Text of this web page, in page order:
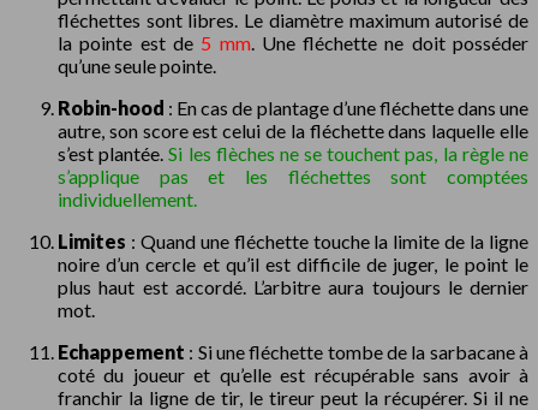
fléchettes sont libres. Le diamètre maximum autorisé de
la pointe est de 5 mm. Une fléchette ne doit posséder
qu’une seule pointe.
Robin-hood : En cas de plantage d’une fléchette dans une
autre, son score est celui de la fléchette dans laquelle elle
s’est plantée.Si les flèches ne se touchent pas, la règle ne
s’applique pas et les fléchettes sont comptées
individuellement.
Limites : Quand une fléchette touche la limite de la ligne
noire d’un cercle et qu’il est difficile de juger, le point le
plus haut est accordé. L’arbitre aura toujours le dernier
mot.
Echappement : Si une fléchette tombe de la sarbacane à
coté du joueur et qu’elle est récupérable sans avoir à
franchir la ligne de tir, le tireur peut la récupérer. Si il ne